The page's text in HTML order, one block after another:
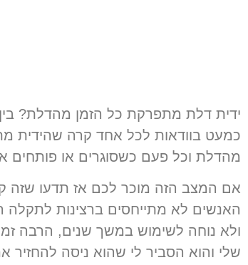
ידית דלת מתפרקת כל הזמן מהדלת?
כמעט בוודאות לכל אחד קרה שהידית
מהדלת וכל פעם כשסוגרים או פותחים
אם המצב הזה מוכר לכם אז תדעו
האנשים לא מתייחסים ברצינות
ולא נוחה לשימוש במשך שנים, הרבה
שלי והוא הסביר לי שהוא ניסה להחזיר